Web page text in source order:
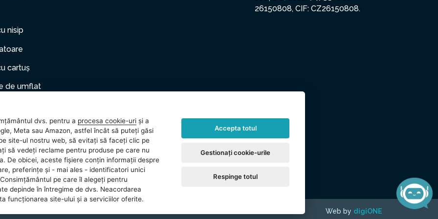
nisip
cartuș
de umflat
gonflabil
de companie
(gonflabile)
26150808, CIF: CZ26150808.
Web by digiONE
dvs. pentru a procesa cookie-uri și a
Meta sau Amazon, astfel încât să puteți găsi
site-ul nostru web, să evitați să faceți clic pe
să vedeți reclame pentru produse pe care nu
De obicei, aceste fișiere conțin informații despre
preferințe și - mai ales - identificatori unici
pe care îl alegeți pentru
depinde în întregime de dvs. Neacordarea
funcționarea site-ului și a serviciilor oferite.
Accepta totul
Gestionați cookie-urile
Respinge totul